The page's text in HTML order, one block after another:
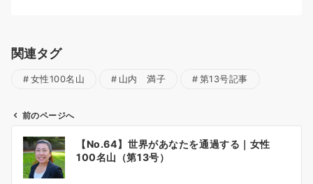
関連タグ
女性100名山 山内 満子 第13号記事
前のページへ
【No.64】世界があなたを通過する｜女性
100名山（第13号）